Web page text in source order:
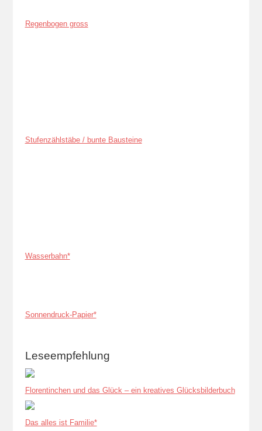
Regenbogen gross
Stufenzählstäbe / bunte Bausteine
Wasserbahn*
Sonnendruck-Papier*
Leseempfehlung
Florentinchen und das Glück – ein kreatives Glücksbilderbuch
Das alles ist Familie*